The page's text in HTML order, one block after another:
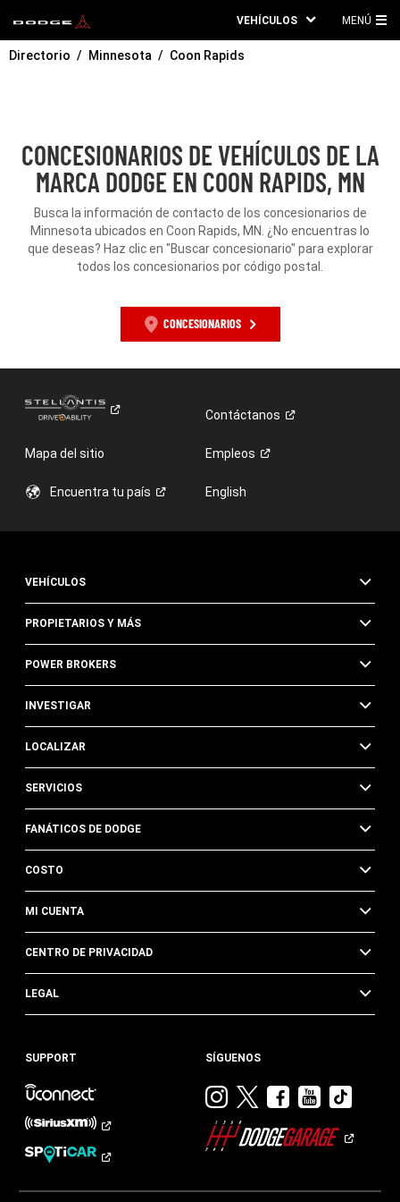
VEHÍCULOS MENÚ
Directorio Minnesota Coon Rapids
CONCESIONARIOS DE VEHÍCULOS DE LA
MARCA DODGE EN COON RAPIDS, MN
Busca la información de contacto de los concesionarios de
Minnesota ubicados en Coon Rapids, MN. ¿No encuentras lo
que deseas? Haz clic en "Buscar concesionario" para explorar
todos los concesionarios por código postal.
CONCESIONARIOS
Contáctanos
Mapa del sitio Empleos
Encuentra tu país English
VEHÍCULOS
PROPIETARIOS Y MÁS
POWER BROKERS
INVESTIGAR
LOCALIZAR
SERVICIOS
FANÁTICOS DE DODGE
COSTO
MI CUENTA
CENTRO DE PRIVACIDAD
LEGAL
SUPPORT SÍGUENOS
Visitar
Dodge
en
Visitar
en
Visitar
en
Visitar
en en